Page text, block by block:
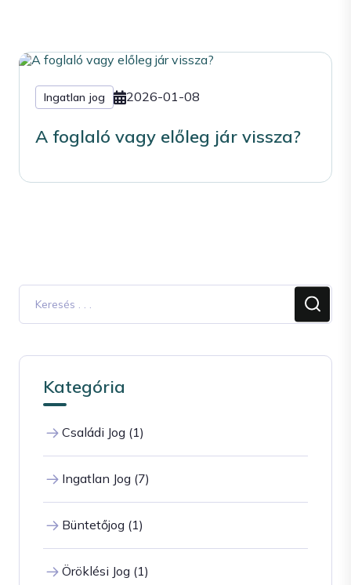
Ingatlan jog 2026-01-08
A foglaló vagy előleg jár vissza?
Kategória
Családi Jog (1)
Ingatlan Jog (7)
Büntetőjog (1)
Öröklési Jog (1)